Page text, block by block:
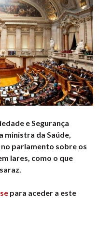
e Segurança
ministra da Saúde,
parlamento sobre os
lares, como o que
para aceder a este